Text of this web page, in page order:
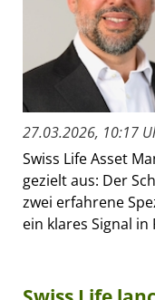
27.03.2026, 10:17
Swiss Life Asset
gezielt aus: Der
zwei erfahrene
ein klares Signal